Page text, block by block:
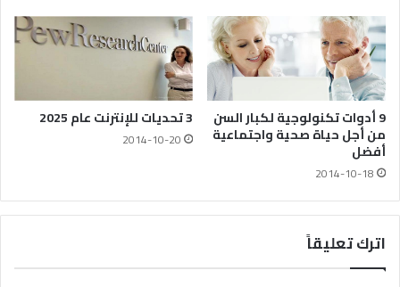
9 أدوات تكنولوجية لكبار السن
من أجل حياة صحية واجتماعية
أفضل
2014-10-18
3 تحديات للإنترنت عام 2025
2014-10-20
اترك تعليقاً